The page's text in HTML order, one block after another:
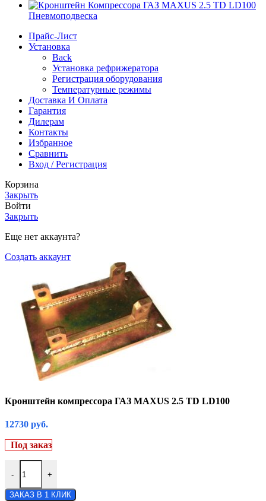
Пневмоподвеска
Прайс-Лист
Установка
Back
Установка рефрижератора
Регистрация оборудования
Температурные режимы
Доставка И Оплата
Гарантия
Дилерам
Контакты
Избранное
Сравнить
Вход / Регистрация
Корзина
Закрыть
Войти
Закрыть
Еще нет аккаунта?
Создать аккаунт
Кронштейн компрессора ГАЗ MAXUS 2.5 TD LD100
12730 руб.
Под заказ
- +
ЗАКАЗ В 1 КЛИК